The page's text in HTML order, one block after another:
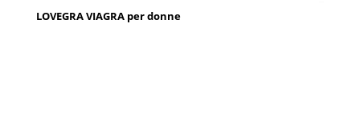
LOVEGRA VIAGRA per donne